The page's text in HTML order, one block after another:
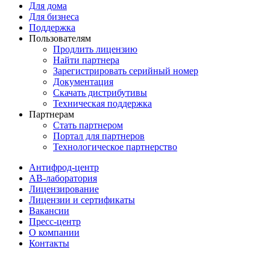
Для дома
Для бизнеса
Поддержка
Пользователям
Продлить лицензию
Найти партнера
Зарегистрировать серийный номер
Документация
Скачать дистрибутивы
Техническая поддержка
Партнерам
Стать партнером
Портал для партнеров
Технологическое партнерство
Антифрод-центр
АВ-лаборатория
Лицензирование
Лицензии и сертификаты
Вакансии
Пресс-центр
О компании
Контакты